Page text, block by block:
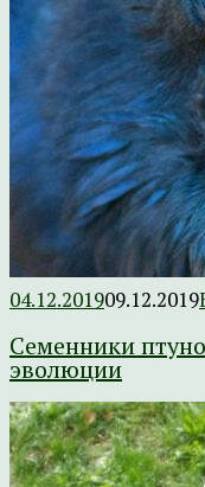
04.12.201909.12.2019
Семенники
эволюции